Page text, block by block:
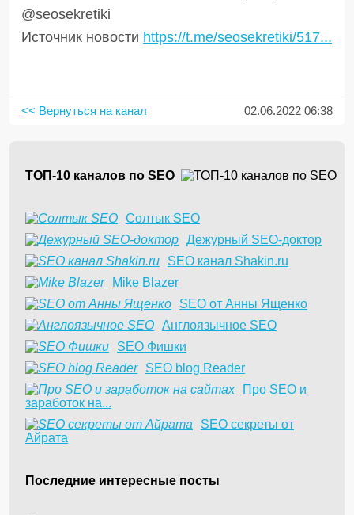
@seosekretiki
Источник новости https://t.me/seosekretiki/517...
<< Вернуться на канал 02.06.2022 06:38
ТОП-10 каналов по SEO
Солтык SEO
Дежурный SEO-доктор
SEO канал Shakin.ru
Mike Blazer
SEO от Анны Ященко
Англоязычное SEO
SEO Фишки
SEO blog Reader
Про SEO и
заработок на...
SEO секреты от
Айрата
Последние интересные посты